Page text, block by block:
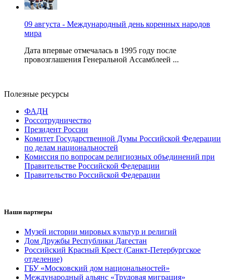
09 августа - Международный день коренных народов
мира
Дата впервые отмечалась в 1995 году после
провозглашения Генеральной Ассамблеей ...
Полезные ресурсы
ФАДН
Россотрудничество
Президент России
Комитет Государственной Думы Российской Федерации
по делам национальностей
Комиссия по вопросам религиозных объединений при
Правительстве Российской Федерации
Правительство Российской Федерации
Наши партнеры
Музей истории мировых культур и религий
Дом Дружбы Республики Дагестан
Российский Красный Крест (Санкт-Петербургское
отделение)
ГБУ «Московский дом национальностей»
Международный альянс «Трудовая миграция»